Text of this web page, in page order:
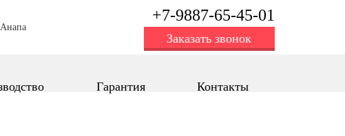
+7-9887-65-45-01
Заказать звонок
Гарантия Контакты